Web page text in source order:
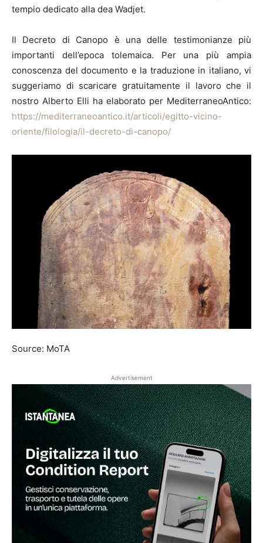
tempio dedicato alla dea Wadjet.
Il Decreto di Canopo è una delle testimonianze più
importanti dell’epoca tolemaica. Per una più ampia
conoscenza del documento e la traduzione in italiano, vi
suggeriamo di scaricare gratuitamente il lavoro che il
nostro Alberto Elli ha elaborato per MediterraneoAntico:
https://mediterraneoantico.it/articoli/egitto-vicino-
oriente/filologia/il-decreto-di-canopo/
Source: MoTA
Advertisement